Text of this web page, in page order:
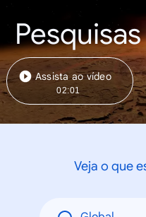
Assista ao vídeo
02:01
Veja o que